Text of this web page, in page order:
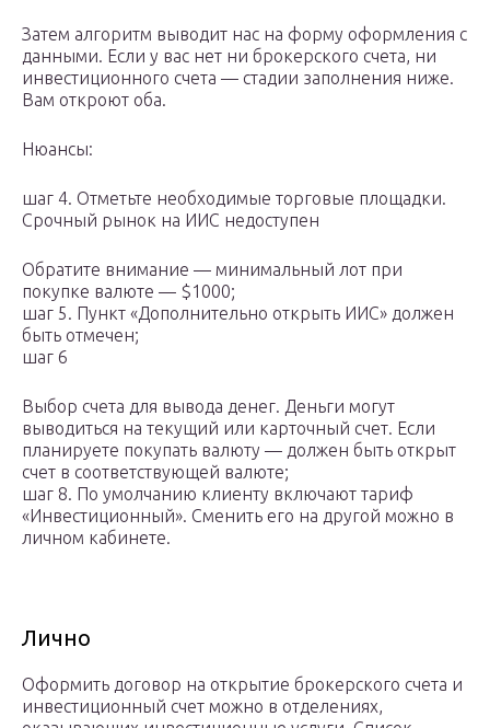
Затем алгоритм выводит нас на форму оформления с
данными. Если у вас нет ни брокерского счета, ни
инвестиционного счета — стадии заполнения ниже.
Вам откроют оба.
Нюансы:
шаг 4. Отметьте необходимые торговые площадки.
Срочный рынок на ИИС недоступен
Обратите внимание — минимальный лот при
покупке валюте — $1000;
шаг 5. Пункт «Дополнительно открыть ИИС» должен
быть отмечен;
шаг 6
Выбор счета для вывода денег. Деньги могут
выводиться на текущий или карточный счет. Если
планируете покупать валюту — должен быть открыт
счет в соответствующей валюте;
шаг 8. По умолчанию клиенту включают тариф
«Инвестиционный». Сменить его на другой можно в
личном кабинете.
Лично
Оформить договор на открытие брокерского счета и
инвестиционный счет можно в отделениях,